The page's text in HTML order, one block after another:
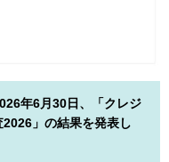
年6月30日、「クレジ
」の結果を発表し